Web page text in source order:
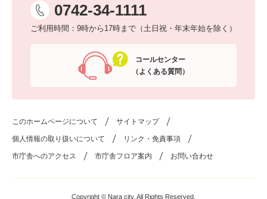
0742-34-1111
ご利用時間：9時から17時まで（土日祝・年末年始を除く）
コールセンター
（よくある質問）
このホームページについて サイトマップ
個人情報の取り扱いについて リンク・免責事項
市庁舎へのアクセス 市庁舎フロア案内 お問い合わせ
Copyright © Nara city. All Rights Reserved.